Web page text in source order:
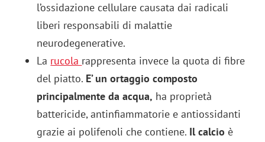
l’ossidazione cellulare causata dai radicali
liberi responsabili di malattie
neurodegenerative.
La rucola rappresenta invece la quota di fibre
del piatto. E’ un ortaggio composto
principalmente da acqua, ha proprietà
battericide, antinfiammatorie e antiossidanti
grazie ai polifenoli che contiene. Il calcio è